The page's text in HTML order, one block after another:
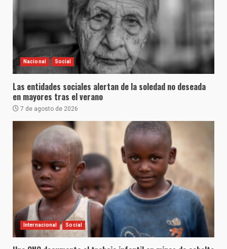
Nacional Social
Las entidades sociales alertan de la soledad no deseada
en mayores tras el verano
7 de agosto de 2026
Internacional Social